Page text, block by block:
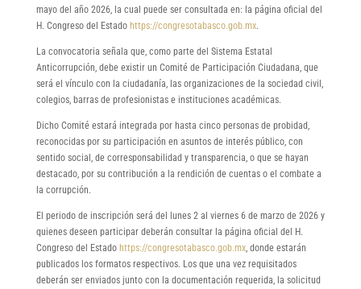
mayo del año 2026, la cual puede ser consultada en: la página oficial del
H. Congreso del Estado https://congresotabasco.gob.mx.
La convocatoria señala que, como parte del Sistema Estatal
Anticorrupción, debe existir un Comité de Participación Ciudadana, que
será el vínculo con la ciudadanía, las organizaciones de la sociedad civil,
colegios, barras de profesionistas e instituciones académicas.
Dicho Comité estará integrada por hasta cinco personas de probidad,
reconocidas por su participación en asuntos de interés público, con
sentido social, de corresponsabilidad y transparencia, o que se hayan
destacado, por su contribución a la rendición de cuentas o el combate a
la corrupción.
El periodo de inscripción será del lunes 2 al viernes 6 de marzo de 2026 y
quienes deseen participar deberán consultar la página oficial del H.
Congreso del Estado https://congresotabasco.gob.mx, donde estarán
publicados los formatos respectivos. Los que una vez requisitados
deberán ser enviados junto con la documentación requerida, la solicitud